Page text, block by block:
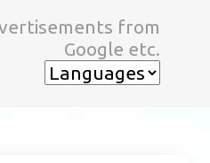
コンテンツに移動
from
Google etc.